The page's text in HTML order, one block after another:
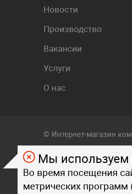
Мы используем
Во время посещения
метрических
Новости
Производство
Вакансии
Услуги
О нас
© Интернет-магазин
Любой визуальный и
на страницах данного
Любое копирование